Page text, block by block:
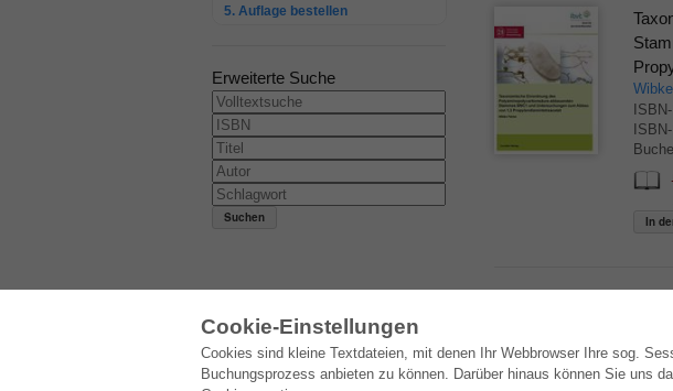
Cookie-Einstellungen
Cookies sind kleine Textdateien, mit denen Ihr Webbrowser Ihre sog.
Buchungsprozess anbieten zu können. Darüber hinaus können Sie uns
5. Auflage bestellen
Erweiterte Suche
E-COLLECTION WEBSHOP